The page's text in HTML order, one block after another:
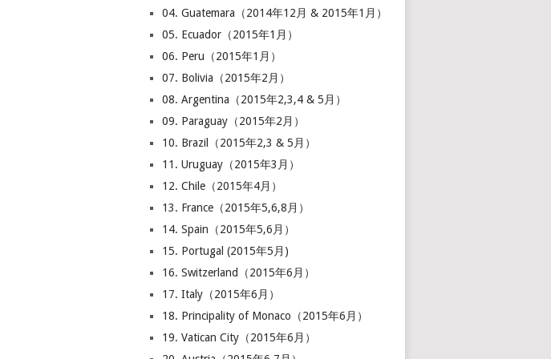
04. Guatemara（2014年12月 & 2015年1月）
05. Ecuador（2015年1月）
06. Peru（2015年1月）
07. Bolivia（2015年2月）
08. Argentina（2015年2,3,4 & 5月）
09. Paraguay（2015年2月）
10. Brazil（2015年2,3 & 5月）
11. Uruguay（2015年3月）
12. Chile（2015年4月）
13. France（2015年5,6,8月）
14. Spain（2015年5,6月）
15. Portugal (2015年5月)
16. Switzerland（2015年6月）
17. Italy（2015年6月）
18. Principality of Monaco（2015年6月）
19. Vatican City（2015年6月）